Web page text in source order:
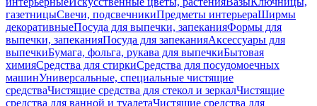
газетницыСвечи, подсвечникиПредметы интерьераШирмы
декоративныеПосуда для выпечки, запеканияФормы для
выпечки, запеканияПосуда для запеканияАксессуары для
выпечкиБумага, фольга, рукава для выпечкиБытовая
химияСредства для стиркиСредства для посудомоечных
машинУниверсальные, специальные чистящие
средстваЧистящие средства для стекол и зеркалЧистящие
средства для ванной и туалетаЧистящие средства для